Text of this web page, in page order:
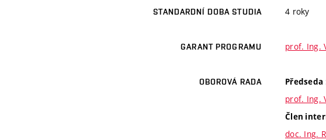
STANDARDNÍ DOBA STUDIA 4 roky
GARANT PROGRAMU prof. Ing.
OBOROVÁ RADA Předseda
prof. Ing.
Člen
doc. Ing.